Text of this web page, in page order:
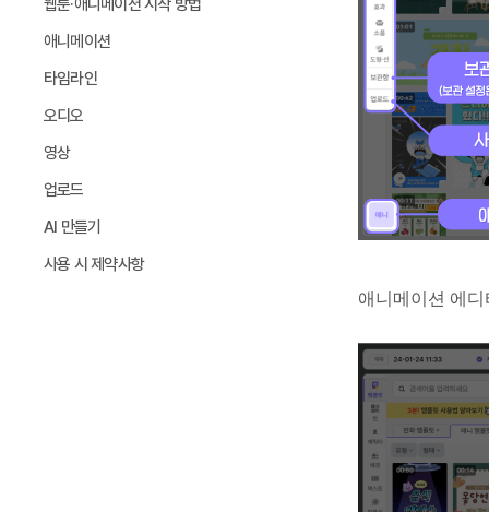
웹툰·애니메이션 시작 방법
애니메이션
타임라인
오디오
영상
업로드
AI 만들기
사용 시 제약사항
애니메이션 에